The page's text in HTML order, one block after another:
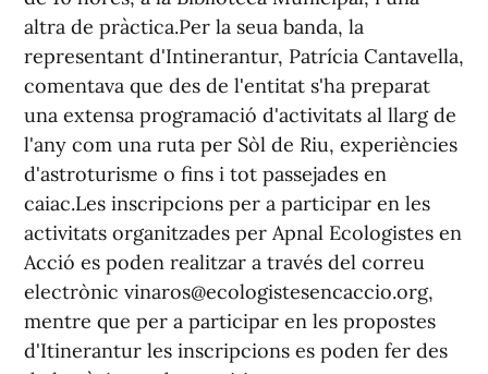
altra de pràctica.Per la seua banda, la
representant d'Intinerantur, Patrícia Cantavella,
comentava que des de l'entitat s'ha preparat
una extensa programació d'activitats al llarg de
l'any com una ruta per Sòl de Riu, experiències
d'astroturisme o fins i tot passejades en
caiac.Les inscripcions per a participar en les
activitats organitzades per Apnal Ecologistes en
Acció es poden realitzar a través del correu
electrònic vinaros@ecologistesencaccio.org,
mentre que per a participar en les propostes
d'Itinerantur les inscripcions es poden fer des